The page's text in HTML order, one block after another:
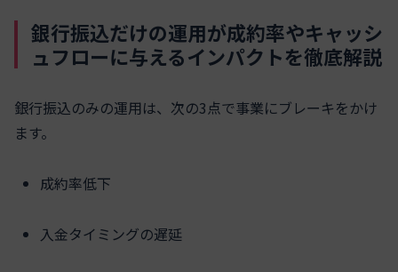
銀行振込だけの運用が成約率やキャッシ
ュフローに与えるインパクトを徹底解説
銀行振込のみの運用は、次の3点で事業にブレーキをかけ
ます。
成約率低下
入金タイミングの遅延